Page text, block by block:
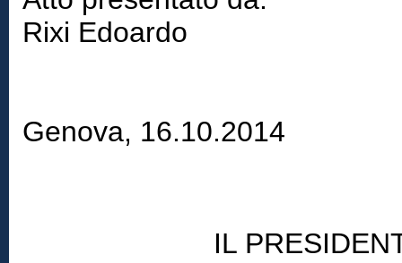
Rixi Edoardo
Genova, 16.10.2014
IL